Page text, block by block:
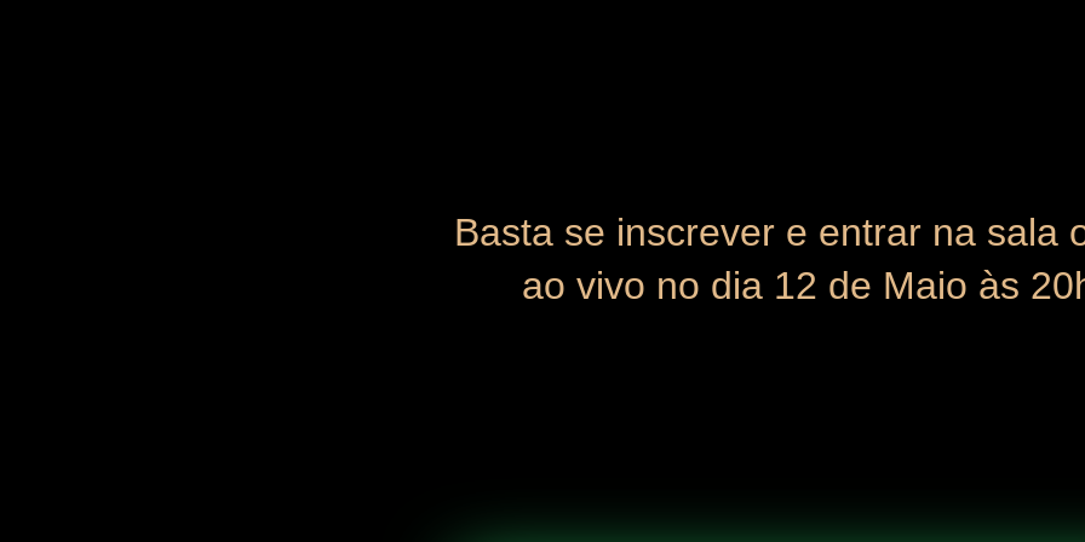
Basta se inscrever e entrar na sala
ao vivo no dia 12 de Maio às